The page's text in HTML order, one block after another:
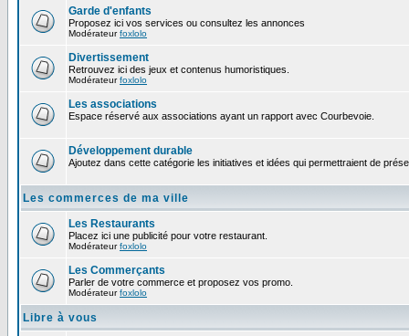
Garde d'enfants
Proposez ici vos services ou consultez les annonces
Modérateurfoxlolo
Divertissement
Retrouvez ici des jeux et contenus humoristiques.
Modérateurfoxlolo
Les associations
Espace réservé aux associations ayant un rapport avec Courbevoie.
Développement durable
Ajoutez dans cette catégorie les initiatives et idées qui permettraient de
Les commerces de ma ville
Les Restaurants
Placez ici une publicité pour votre restaurant.
Modérateurfoxlolo
Les Commerçants
Parler de votre commerce et proposez vos promo.
Modérateurfoxlolo
Libre à vous